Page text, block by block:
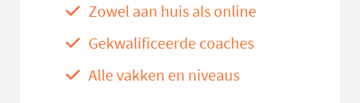
Zowel aan huis als online
Gekwalificeerde coaches
Alle vakken en niveaus